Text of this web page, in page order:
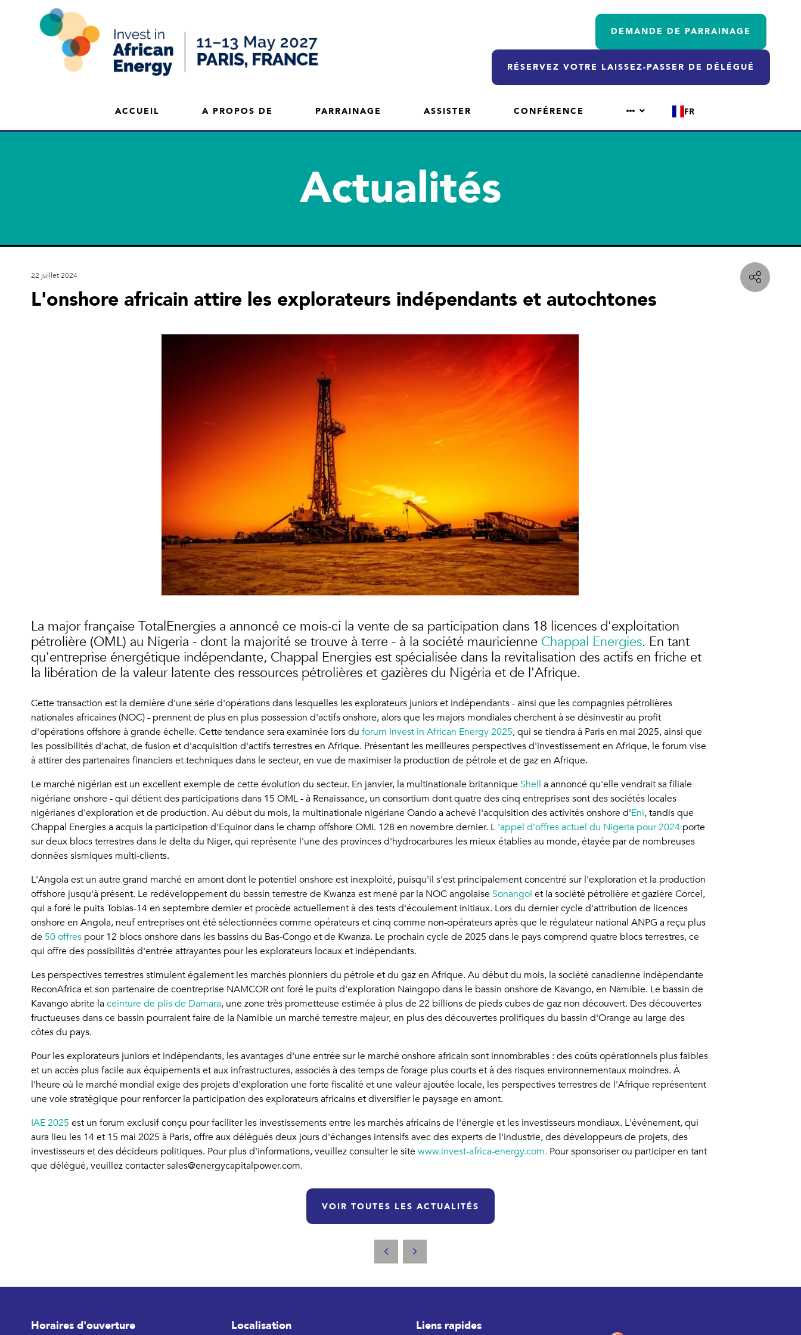
DEMANDE DE PARRAINAGE
RÉSERVEZ VOTRE LAISSEZ-PASSER DE DÉLÉGUÉ
ACCUEIL A PROPOS DE PARRAINAGE ASSISTER CONFÉRENCE FR
Actualités
22 juillet 2024
L'onshore africain attire les explorateurs indépendants et autochtones
La major française TotalEnergies a annoncé ce mois-ci la vente de sa participation dans 18 licences d'exploitation
pétrolière (OML) au Nigeria - dont la majorité se trouve à terre - à la société mauricienne Chappal Energies. En tant
qu'entreprise énergétique indépendante, Chappal Energies est spécialisée dans la revitalisation des actifs en friche et
la libération de la valeur latente des ressources pétrolières et gazières du Nigéria et de l'Afrique.
Cette transaction est la dernière d'une série d'opérations dans lesquelles les explorateurs juniors et indépendants - ainsi que les compagnies pétrolières
nationales africaines (NOC) - prennent de plus en plus possession d'actifs onshore, alors que les majors mondiales cherchent à se désinvestir au profit
d'opérations offshore à grande échelle. Cette tendance sera examinée lors du forum Invest in African Energy 2025, qui se tiendra à Paris en mai 2025, ainsi que
les possibilités d'achat, de fusion et d'acquisition d'actifs terrestres en Afrique. Présentant les meilleures perspectives d'investissement en Afrique, le forum vise
à attirer des partenaires financiers et techniques dans le secteur, en vue de maximiser la production de pétrole et de gaz en Afrique.
Le marché nigérian est un excellent exemple de cette évolution du secteur. En janvier, la multinationale britannique Shell a annoncé qu'elle vendrait sa filiale
nigériane onshore - qui détient des participations dans 15 OML - à Renaissance, un consortium dont quatre des cinq entreprises sont des sociétés locales
nigérianes d'exploration et de production. Au début du mois, la multinationale nigériane Oando a achevé l'acquisition des activités onshore d'Eni, tandis que
Chappal Energies a acquis la participation d'Equinor dans le champ offshore OML 128 en novembre dernier. L 'appel d'offres actuel du Nigeria pour 2024 porte
sur deux blocs terrestres dans le delta du Niger, qui représente l'une des provinces d'hydrocarbures les mieux établies au monde, étayée par de nombreuses
données sismiques multi-clients.
L'Angola est un autre grand marché en amont dont le potentiel onshore est inexploité, puisqu'il s'est principalement concentré sur l'exploration et la production
offshore jusqu'à présent. Le redéveloppement du bassin terrestre de Kwanza est mené par la NOC angolaise Sonangol et la société pétrolière et gazière Corcel,
qui a foré le puits Tobias-14 en septembre dernier et procède actuellement à des tests d'écoulement initiaux. Lors du dernier cycle d'attribution de licences
onshore en Angola, neuf entreprises ont été sélectionnées comme opérateurs et cinq comme non-opérateurs après que le régulateur national ANPG a reçu plus
de 50 offres pour 12 blocs onshore dans les bassins du Bas-Congo et de Kwanza. Le prochain cycle de 2025 dans le pays comprend quatre blocs terrestres, ce
qui offre des possibilités d'entrée attrayantes pour les explorateurs locaux et indépendants.
Les perspectives terrestres stimulent également les marchés pionniers du pétrole et du gaz en Afrique. Au début du mois, la société canadienne indépendante
ReconAfrica et son partenaire de coentreprise NAMCOR ont foré le puits d'exploration Naingopo dans le bassin onshore de Kavango, en Namibie. Le bassin de
Kavango abrite la ceinture de plis de Damara, une zone très prometteuse estimée à plus de 22 billions de pieds cubes de gaz non découvert. Des découvertes
fructueuses dans ce bassin pourraient faire de la Namibie un marché terrestre majeur, en plus des découvertes prolifiques du bassin d'Orange au large des
côtes du pays.
Pour les explorateurs juniors et indépendants, les avantages d'une entrée sur le marché onshore africain sont innombrables : des coûts opérationnels plus faibles
et un accès plus facile aux équipements et aux infrastructures, associés à des temps de forage plus courts et à des risques environnementaux moindres. À
l'heure où le marché mondial exige des projets d'exploration une forte fiscalité et une valeur ajoutée locale, les perspectives terrestres de l'Afrique représentent
une voie stratégique pour renforcer la participation des explorateurs africains et diversifier le paysage en amont.
IAE 2025 est un forum exclusif conçu pour faciliter les investissements entre les marchés africains de l'énergie et les investisseurs mondiaux. L'événement, qui
aura lieu les 14 et 15 mai 2025 à Paris, offre aux délégués deux jours d'échanges intensifs avec des experts de l'industrie, des développeurs de projets, des
investisseurs et des décideurs politiques. Pour plus d'informations, veuillez consulter le sitewww.invest-africa-energy.com. Pour sponsoriser ou participer en tant
que délégué, veuillez contacter sales@energycapitalpower.com.
VOIR TOUTES LES ACTUALITÉS
Horaires d'ouverture Localisation Liens rapides